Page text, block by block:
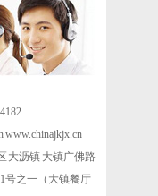
www.chinajkjx.cn
大沥镇 大镇广佛路
号之一（大镇餐厅